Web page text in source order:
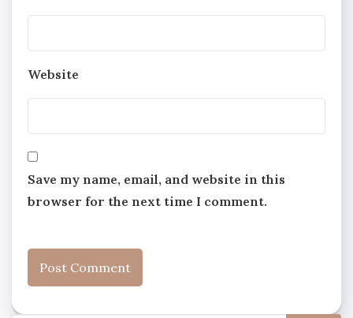
Website
Save my name, email, and website in this
browser for the next time I comment.